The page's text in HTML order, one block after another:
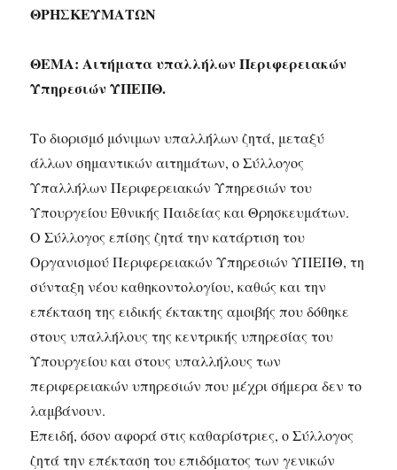
ΘΡΗΣΚΕΥΜΑΤΩΝ
ΘΕΜΑ: Αιτήματα υπαλλήλων Περιφερειακών
Υπηρεσιών ΥΠΕΠΘ.
Το διορισμό μόνιμων υπαλλήλων ζητά, μεταξύ
άλλων σημαντικών αιτημάτων, ο Σύλλογος
Υπαλλήλων Περιφερειακών Υπηρεσιών του
Υπουργείου Εθνικής Παιδείας και Θρησκευμάτων.
Ο Σύλλογος επίσης ζητά την κατάρτιση του
Οργανισμού Περιφερειακών Υπηρεσιών ΥΠΕΠΘ, τη
σύνταξη νέου καθηκοντολογίου, καθώς και την
επέκταση της ειδικής έκτακτης αμοιβής που δόθηκε
στους υπαλλήλους της κεντρικής υπηρεσίας του
Υπουργείου και στους υπαλλήλους των
περιφερειακών υπηρεσιών που μέχρι σήμερα δεν το
λαμβάνουν.
Επειδή, όσον αφορά στις καθαρίστριες, ο Σύλλογος
ζητά την επέκταση του επιδόματος των γενικών